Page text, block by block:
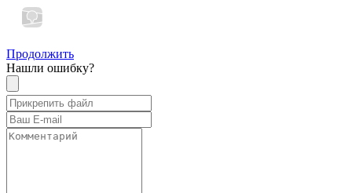
Продолжить
Нашли ошибку?